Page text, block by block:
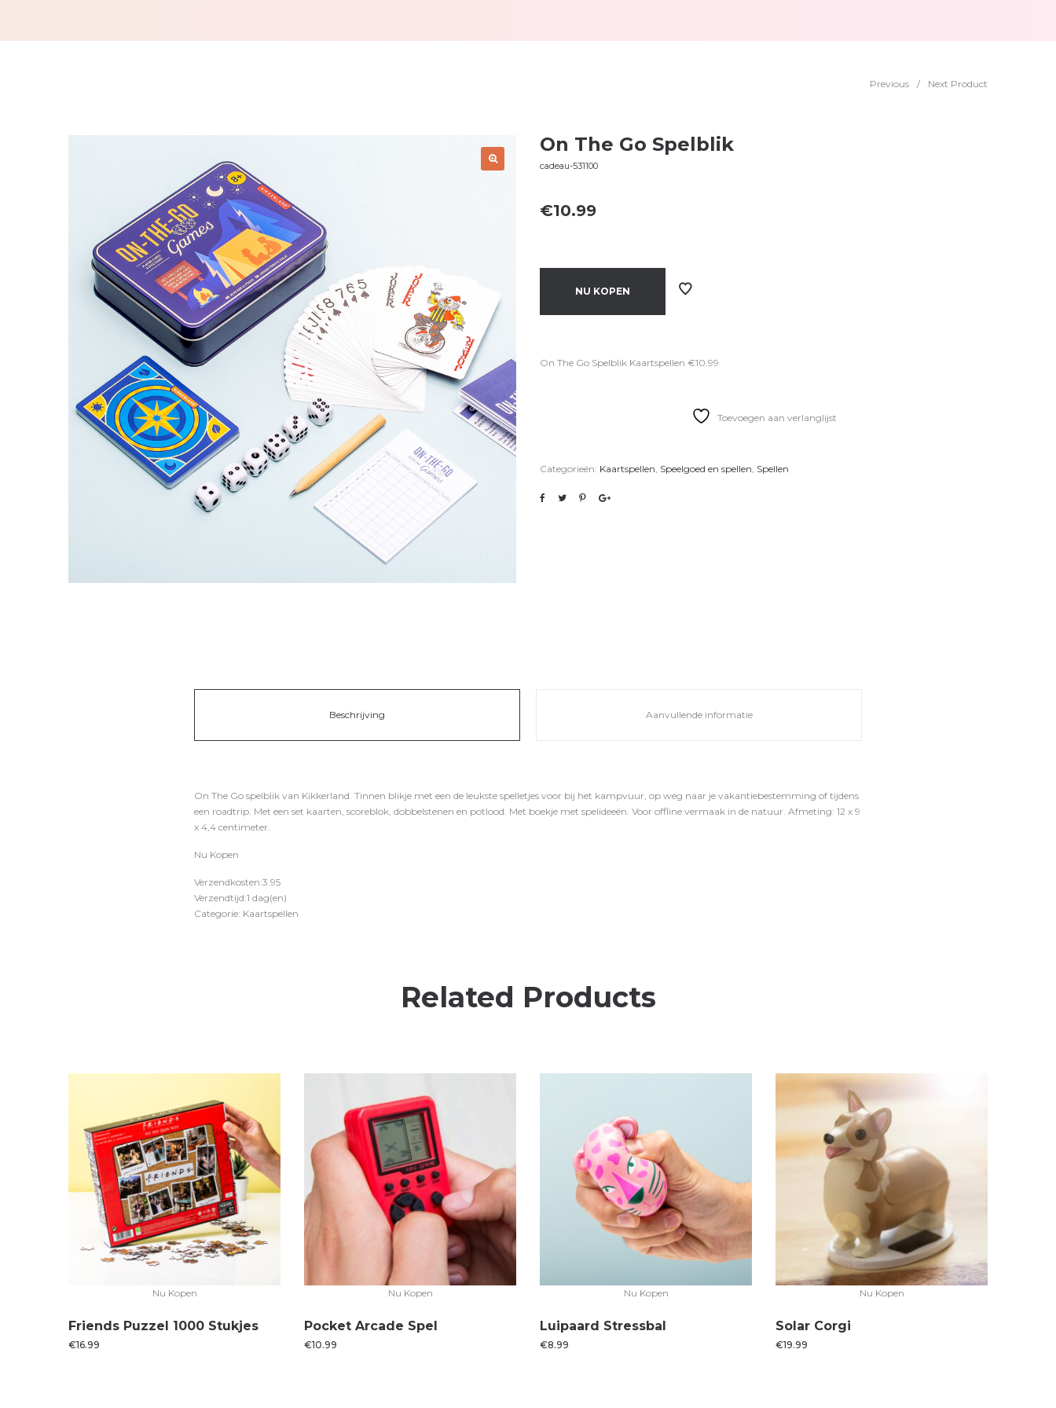
Previous / Next Product
On The Go Spelblik
cadeau-531100
€10.99
NU KOPEN
On The Go Spelblik Kaartspellen €10.99
Toevoegen aan verlanglijst
Categorieën: Kaartspellen, Speelgoed en spellen, Spellen
Beschrijving Aanvullende informatie
On The Go spelblik van Kikkerland. Tinnen blikje met een de leukste spelletjes voor bij het kampvuur, op weg naar je vakantiebestemming of tijdens
een roadtrip. Met een set kaarten, scoreblok, dobbelstenen en potlood. Met boekje met spelideeën. Voor offline vermaak in de natuur. Afmeting: 12 x 9
x 4,4 centimeter.
Nu Kopen
Verzendkosten:3.95
Verzendtijd:1 dag(en)
Categorie: Kaartspellen
Related Products
Nu Kopen
Friends Puzzel 1000 Stukjes
€16.99
Nu Kopen
Pocket Arcade Spel
€10.99
Nu Kopen
Luipaard Stressbal
€8.99
Nu Kopen
Solar Corgi
€19.99